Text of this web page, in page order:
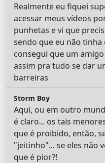
Realmente eu fiquei
acessar meus vídeos
punhetas e vi que
sendo que eu não
consegui que um
assim pra tudo se dar
barreiras
Storm Boy
Aqui, ou em outro
é claro... os tais
que é proibido, então,
"jeitinho"... se eles não
que é pior?!